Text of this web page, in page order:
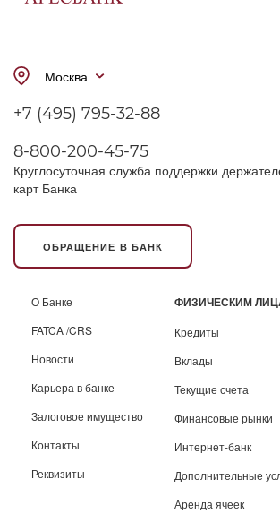
Москва
+7 (495) 795-32-88
8-800-200-45-75
Круглосуточная служба поддержки
карт Банка
ОБРАЩЕНИЕ В БАНК
О Банке
FATCA /CRS
Новости
Карьера в банке
Залоговое имущество
Контакты
Реквизиты
ФИЗИЧЕСКИМ
Кредиты
Вклады
Текущие счета
Финансовые рынки
Интернет-банк
Дополнительные
Аренда ячеек